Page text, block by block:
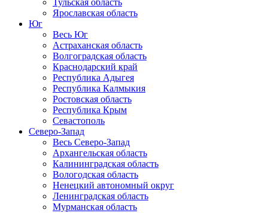
Тульская область
Ярославская область
Юг
Весь Юг
Астраханская область
Волгоградская область
Краснодарский край
Республика Адыгея
Республика Калмыкия
Ростовская область
Республика Крым
Севастополь
Северо-Запад
Весь Северо-Запад
Архангельская область
Калининградская область
Вологодская область
Ненецкий автономный округ
Ленинградская область
Мурманская область